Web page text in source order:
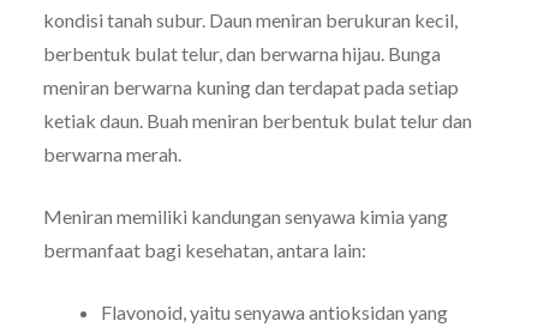
kondisi tanah subur. Daun meniran berukuran kecil,
berbentuk bulat telur, dan berwarna hijau. Bunga
meniran berwarna kuning dan terdapat pada setiap
ketiak daun. Buah meniran berbentuk bulat telur dan
berwarna merah.
Meniran memiliki kandungan senyawa kimia yang
bermanfaat bagi kesehatan, antara lain:
Flavonoid, yaitu senyawa antioksidan yang